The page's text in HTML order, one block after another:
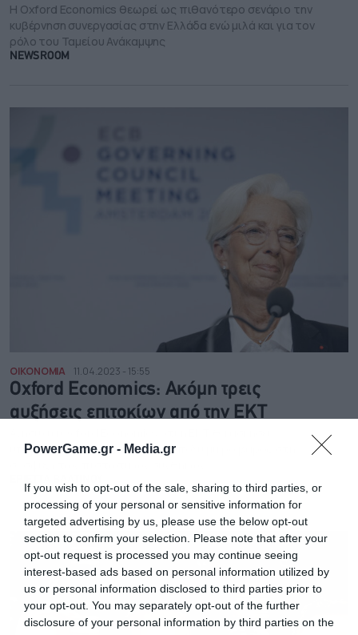
PowerGame.gr - Media.gr
If you wish to opt-out of the sale, sharing to third parties, or
processing of your personal or sensitive information for
targeted advertising by us, please use the below opt-out
section to confirm your selection. Please note that after your
opt-out request is processed you may continue seeing
interest-based ads based on personal information utilized by
us or personal information disclosed to third parties prior to
your opt-out. You may separately opt-out of the further
disclosure of your personal information by third parties on the
Η Oxford Economics θεωρεί ως πιθανότερο σενάριο την
κυβέρνηση συνεργασίας στην Ελλάδα ενώ μιλά και για τον
ρόλο του Ταμείου Ανάκαμψης
NEWSROOM
ΟΙΚΟΝΟΜΙΑ 11.04.2023 - 15:55
Oxford Economics: Ακόμη τρεις
αυξήσεις επιτοκίων από την ΕΚΤ
υπερβολική σύσφιξη, δίνοντας πολύ μικρό βάρος στη